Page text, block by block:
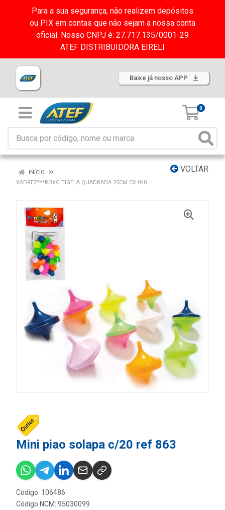
Para a sua segurança, não realizem depósitos
ou PIX em contas que não sejam a nossa conta
oficial. Nosso CNPJ é: 27.717.135/0001-29
ATEF DISTRIBUIDORA EIRELI
Baixe já nosso APP
0
VOLTAR
INÍCIO
XADREZ***ROXO TIGELA QUADRADA 25CM CX:048
Mini piao solapa c/20 ref 863
Código: 106486
Código NCM: 95030099